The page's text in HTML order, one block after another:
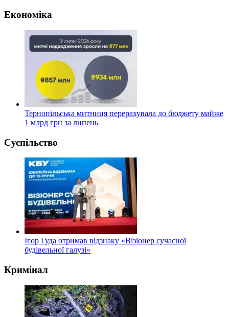
Економіка
Тернопільська митниця перерахувала до бюджету майже
1 млрд грн за липень
Суспільство
Ігор Гуда отримав відзнаку «Візіонер сучасної
будівельної галузі»
Кримінал